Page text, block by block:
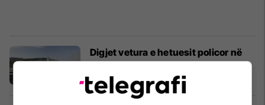
​Digjet vetura e hetuesit policor në
veri
Kronika e Zezë 03/04/2024